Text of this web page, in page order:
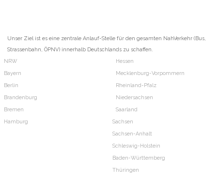
Unser Ziel ist es eine zentrale Anlauf-Stelle für den gesamten NahVerkehr (Bus,
Strassenbahn, ÖPNV) innerhalb Deutschlands zu schaffen.
NRW
Bayern
Berlin
Brandenburg
Bremen
Hamburg
Hessen
Mecklenburg-Vorpommern
Rheinland-Pfalz
Niedersachsen
Saarland
Sachsen
Sachsen-Anhalt
Schleswig-Holstein
Baden-Württemberg
Thüringen